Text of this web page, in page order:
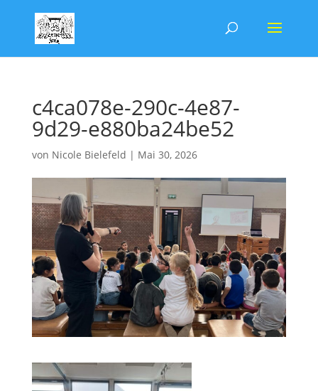
c4ca078e-290c-4e87-
9d29-e880ba24be52
von Nicole Bielefeld | Mai 30, 2026